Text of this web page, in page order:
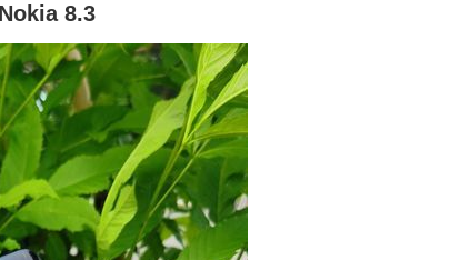
8.3